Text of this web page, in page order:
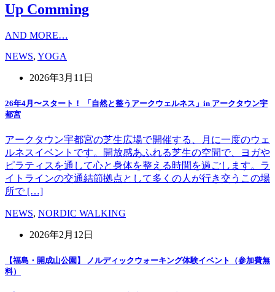
Up Comming
AND MORE…
NEWS, YOGA
2026年3月11日
26年4月〜スタート！ 「自然と整うアークウェルネス」in アークタウン宇
都宮
アークタウン宇都宮の芝生広場で開催する、月に一度のウェ
ルネスイベントです。開放感あふれる芝生の空間で、ヨガや
ピラティスを通して心と身体を整える時間を過ごします。ラ
イトラインの交通結節拠点として多くの人が行き交うこの場
所で […]
NEWS, NORDIC WALKING
2026年2月12日
【福島・開成山公園】 ノルディックウォーキング体験イベント（参加費無
料）